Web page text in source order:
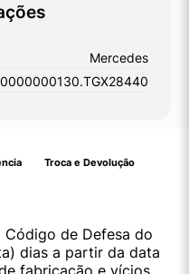
Mercedes
Troca e Devolução
Código de Defesa do
dias a partir da data